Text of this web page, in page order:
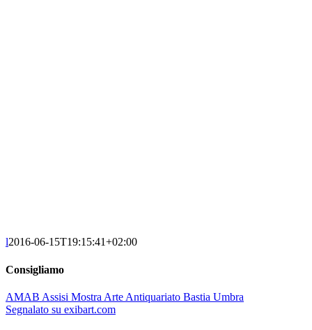
l2016-06-15T19:15:41+02:00
Consigliamo
AMAB Assisi Mostra Arte Antiquariato Bastia Umbra
Segnalato su exibart.com